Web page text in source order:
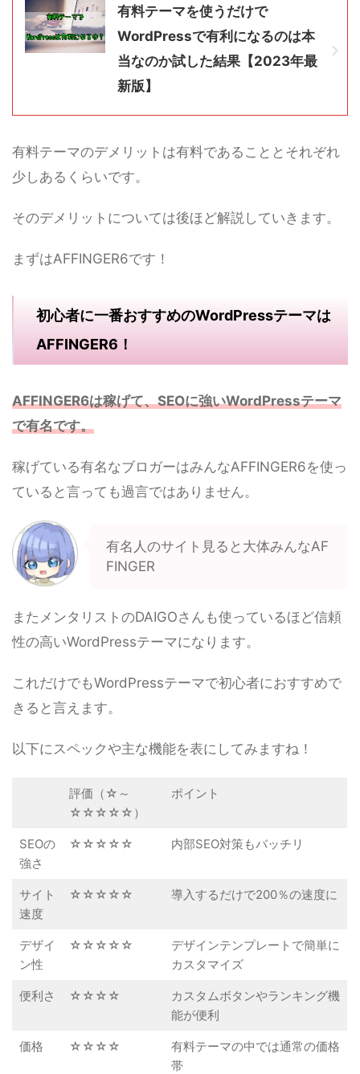
有料テーマを使うだけで
WordPressで有利になるのは本
当なのか試した結果【2023年最
新版】
有料テーマのデメリットは有料であることとそれぞれ
少しあるくらいです。
そのデメリットについては後ほど解説していきます。
まずはAFFINGER6です！
初心者に一番おすすめのWordPressテーマは
AFFINGER6！
AFFINGER6は稼げて、SEOに強いWordPressテーマ
で有名です。
稼げている有名なブロガーはみんなAFFINGER6を使っ
ていると言っても過言ではありません。
有名人のサイト見ると大体みんなAF
FINGER
またメンタリストのDAIGOさんも使っているほど信頼
性の高いWordPressテーマになります。
これだけでもWordPressテーマで初心者におすすめで
きると言えます。
以下にスペックや主な機能を表にしてみますね！
評価（☆～
☆☆☆☆☆）
ポイント
SEOの
強さ
☆☆☆☆☆ 内部SEO対策もバッチリ
サイト
速度
☆☆☆☆☆ 導入するだけで200％の速度に
デザイ
ン性
☆☆☆☆☆
デザインテンプレートで簡単に
カスタマイズ
便利さ ☆☆☆☆
カスタムボタンやランキング機
能が便利
価格 ☆☆☆☆
有料テーマの中では通常の価格
帯